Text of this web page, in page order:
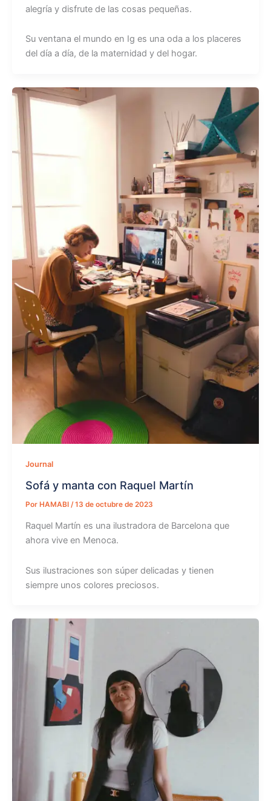
alegría y disfrute de las cosas pequeñas.
Su ventana el mundo en Ig es una oda a los placeres
del día a día, de la maternidad y del hogar.
Journal
Sofá y manta con Raquel Martín
Por HAMABI /13 de octubre de 2023
Raquel Martín es una ilustradora de Barcelona que
ahora vive en Menoca.
Sus ilustraciones son súper delicadas y tienen
siempre unos colores preciosos.